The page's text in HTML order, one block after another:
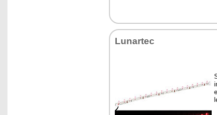
Lun­ar­tec